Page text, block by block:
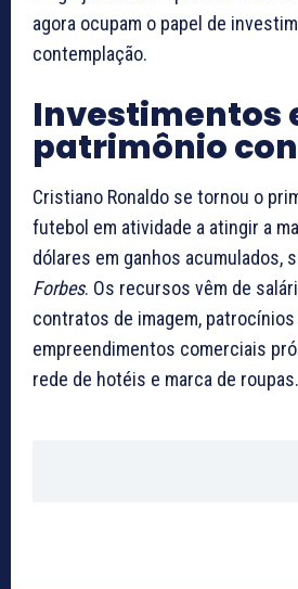
agora ocupam o papel de
contemplação.
Investimentos
patrimônio
Cristiano Ronaldo se tornou o
futebol em atividade a atingir a
dólares em ganhos acumulados,
Forbes. Os recursos vêm de
contratos de imagem, patrocínios
empreendimentos comerciais
rede de hotéis e marca de roupas.